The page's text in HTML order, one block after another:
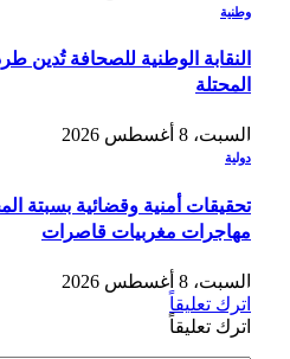
وطنية
النقابة الوطنية للصحافة
المحتلة
السبت، 8 أغسطس 2026
دولية
تحقيقات أمنية وقضائية بسبتة
مهاجرات مغربيات قاصرات
السبت، 8 أغسطس 2026
اترك تعليقاً
اترك تعليقاً